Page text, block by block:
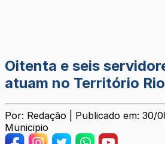
Oitenta e seis
atuam no Território
Por: Redação | Publicado em: 30/
Municipio